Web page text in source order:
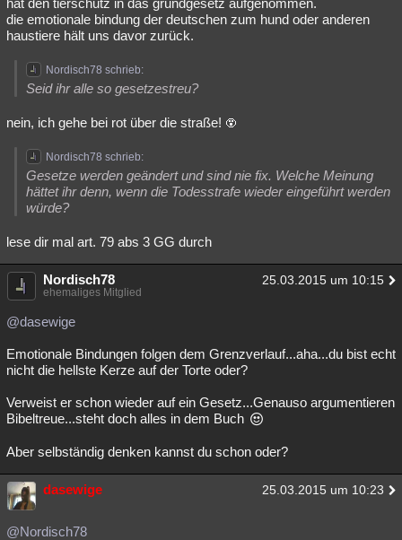
hat den tierschutz in das grundgesetz aufgenommen.
die emotionale bindung der deutschen zum hund oder anderen
haustiere hält uns davor zurück.
Nordisch78 schrieb:
Seid ihr alle so gesetzestreu?
nein, ich gehe bei rot über die straße!
Nordisch78 schrieb:
Gesetze werden geändert und sind nie fix. Welche Meinung
hättet ihr denn, wenn die Todesstrafe wieder eingeführt werden
würde?
lese dir mal art. 79 abs 3 GG durch
Nordisch78 25.03.2015 um 10:15
ehemaliges Mitglied
@dasewige
Emotionale Bindungen folgen dem Grenzverlauf...aha...du bist echt
nicht die hellste Kerze auf der Torte oder?
Verweist er schon wieder auf ein Gesetz...Genauso argumentieren
Bibeltreue...steht doch alles in dem Buch
Aber selbständig denken kannst du schon oder?
dasewige 25.03.2015 um 10:23
@Nordisch78